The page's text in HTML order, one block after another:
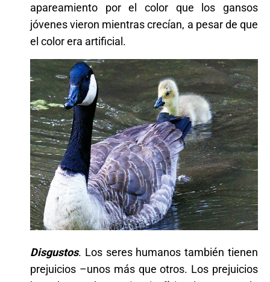
apareamiento por el color que los gansos
jóvenes vieron mientras crecían, a pesar de que
el color era artificial.
Disgustos. Los seres humanos también tienen
prejuicios –unos más que otros. Los prejuicios